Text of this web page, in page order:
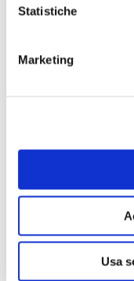
Statistiche
Marketing
Usa